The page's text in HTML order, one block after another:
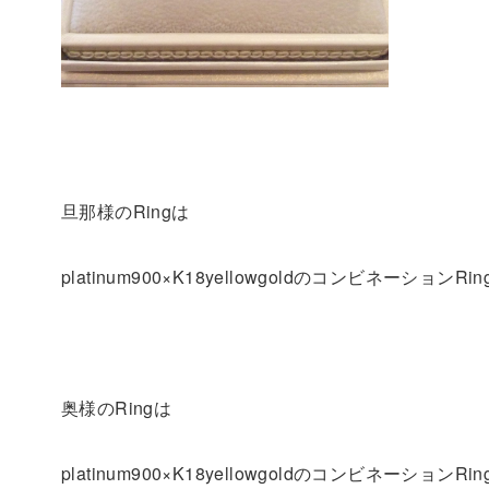
旦那様のRingは
platinum900×K18yellowgoldのコンビネーション
奥様のRingは
platinum900×K18yellowgoldのコンビネーション